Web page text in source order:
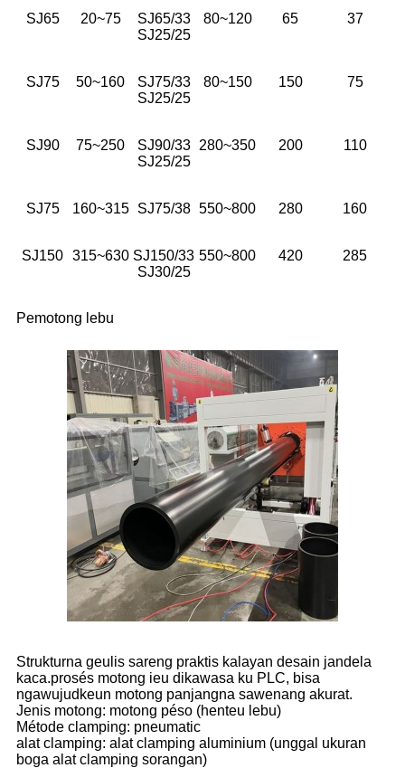
SJ65 20~75
SJ65/33
SJ25/25
80~120 65 37
SJ75 50~160
SJ75/33
SJ25/25
80~150 150 75
SJ90 75~250
SJ90/33
SJ25/25
280~350 200 110
SJ75 160~315 SJ75/38 550~800 280 160
SJ150 315~630 SJ150/33
SJ30/25
550~800 420 285
Pemotong lebu
Strukturna geulis sareng praktis kalayan desain jandela
kaca.prosés motong ieu dikawasa ku PLC, bisa
ngawujudkeun motong panjangna sawenang akurat.
Jenis motong: motong péso (henteu lebu)
Métode clamping: pneumatic
alat clamping: alat clamping aluminium (unggal ukuran
boga alat clamping sorangan)